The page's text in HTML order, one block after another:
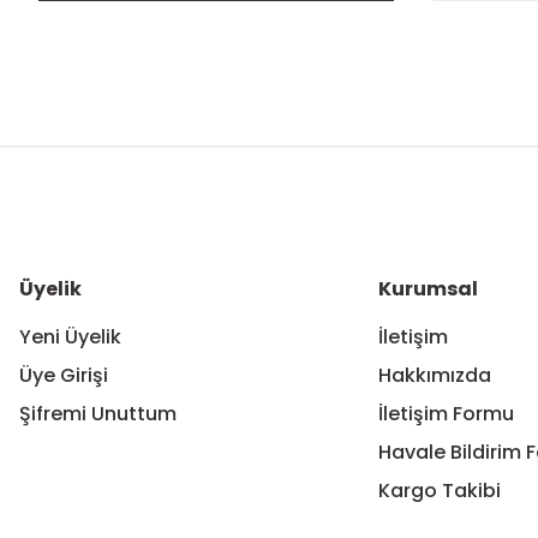
Ürün bilgilerinde hatalar bulunuyor.
Üyelik
Yeni Üyelik
Üye Girişi
Şifremi Unuttum
Kurumsal
İletişim
Hakkımızda
İletişim Formu
Havale Bildirim
Kargo Takibi